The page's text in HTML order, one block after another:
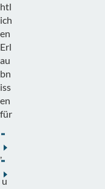
htl
ich
en
Erl
au
bn
iss
en
für
,
u